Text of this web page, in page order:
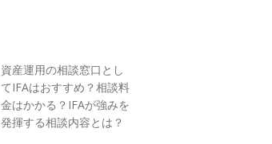
資産運用の相談窓口とし
てIFAはおすすめ？相談料
金はかかる？IFAが強みを
発揮する相談内容とは？